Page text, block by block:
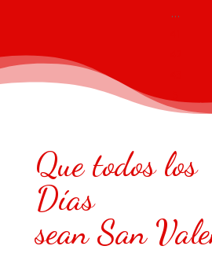
…
Que todos los
Días
seanSan